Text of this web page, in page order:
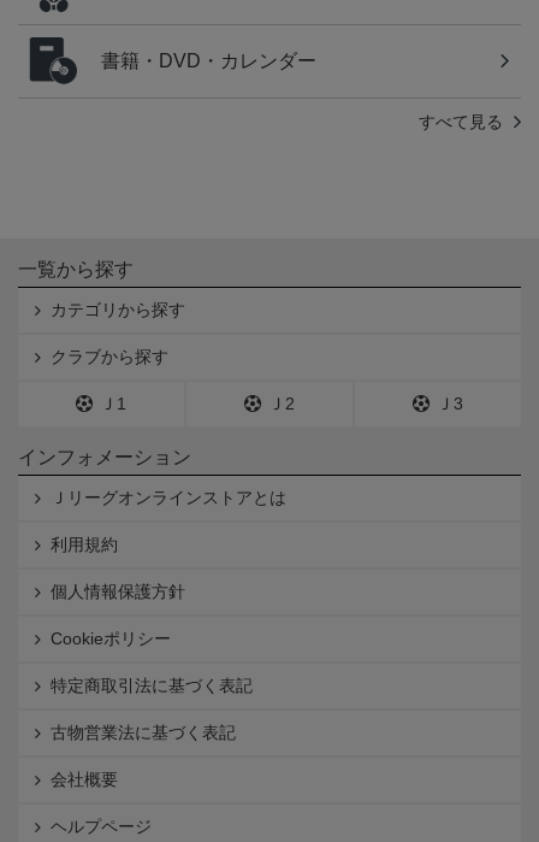
書籍・DVD・カレンダー
すべて見る
一覧から探す
カテゴリから探す
クラブから探す
Ｊ1 Ｊ2 Ｊ3
インフォメーション
Ｊリーグオンラインストアとは
利用規約
個人情報保護方針
Cookieポリシー
特定商取引法に基づく表記
古物営業法に基づく表記
会社概要
ヘルプページ